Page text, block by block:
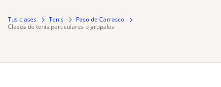
Tus clases Tenis
Paso de Carrasco
clases de tenis particulares o grupales